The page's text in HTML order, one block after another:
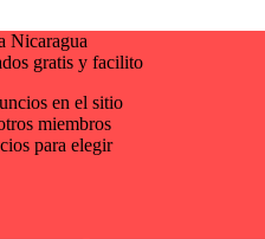
gratis y facilito
en el sitio
miembros
para elegir